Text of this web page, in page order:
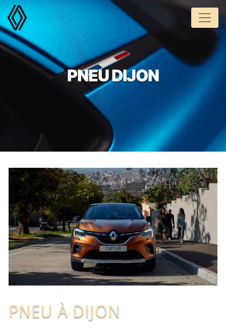
Panneau de gestion des cookies
PNEU DIJON
PNEU À DIJON